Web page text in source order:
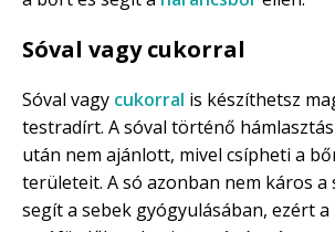
Sóval vagy cukorral
Sóval vagy cukorral is készíthetsz
testradírt. A sóval történő
után nem ajánlott, mivel csípheti a
területeit. A só azonban nem káros a
segít a sebek gyógyulásában, ezért a